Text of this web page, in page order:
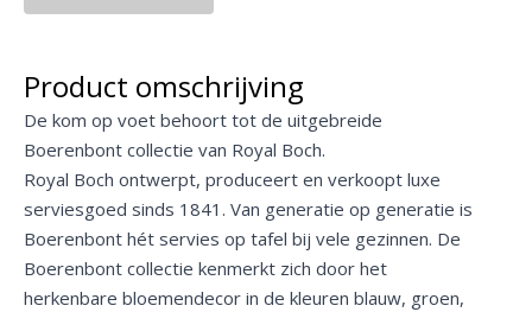
Product omschrijving
De kom op voet behoort tot de uitgebreide
Boerenbont collectie van Royal Boch.
Royal Boch ontwerpt, produceert en verkoopt luxe
serviesgoed sinds 1841. Van generatie op generatie is
Boerenbont hét servies op tafel bij vele gezinnen. De
Boerenbont collectie kenmerkt zich door het
herkenbare bloemendecor in de kleuren blauw, groen,